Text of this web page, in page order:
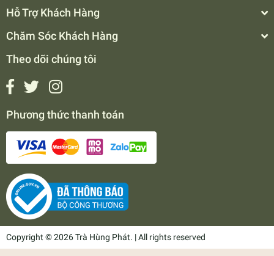
Hỗ Trợ Khách Hàng
Chăm Sóc Khách Hàng
Theo dõi chúng tôi
Phương thức thanh toán
Copyright © 2026 Trà Hùng Phát. | All rights reserved